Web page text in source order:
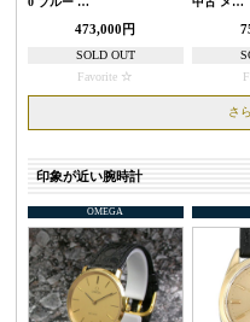
473,000円
SOLD OUT
Favorite
さ
印象が近い腕時計
OMEGA